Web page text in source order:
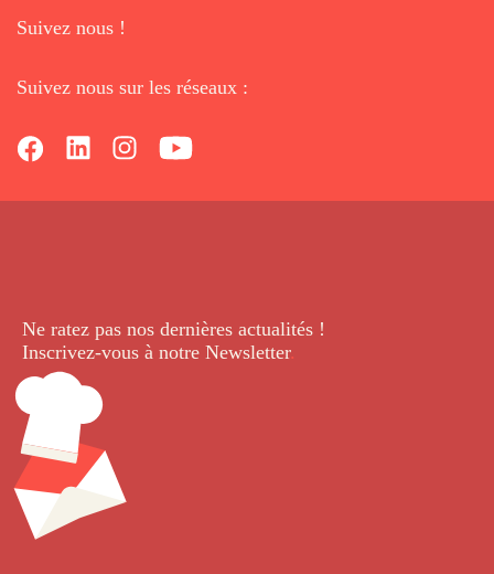
Suivez nous !
Suivez nous sur les réseaux :
Ne ratez pas nos dernières actualités !
Inscrivez-vous à notre Newsletter.